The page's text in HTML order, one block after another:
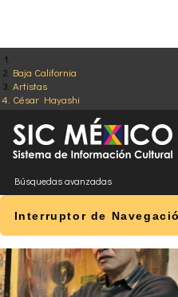
Baja California
Artistas
César Hayashi
Búsquedas avanzadas
Interruptor de